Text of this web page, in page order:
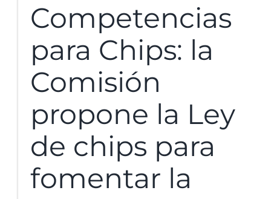
Competencias
para Chips: la
Comisión
propone la Ley
de chips para
fomentar la